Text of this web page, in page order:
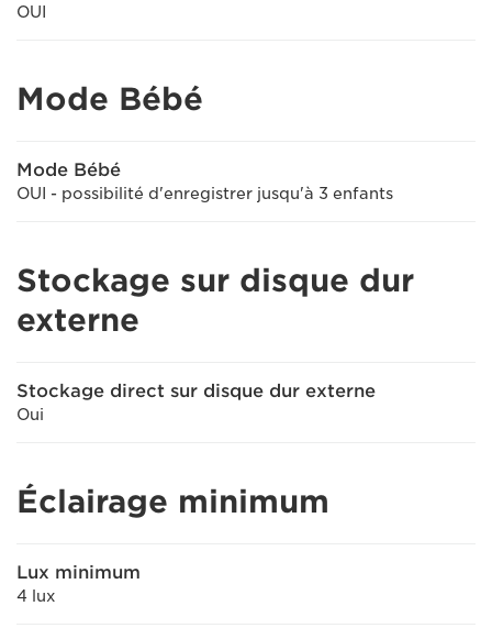
OUI
Mode Bébé
Mode Bébé
OUI - possibilité d'enregistrer jusqu'à 3 enfants
Stockage sur disque dur
externe
Stockage direct sur disque dur externe
Oui
Éclairage minimum
Lux minimum
4 lux